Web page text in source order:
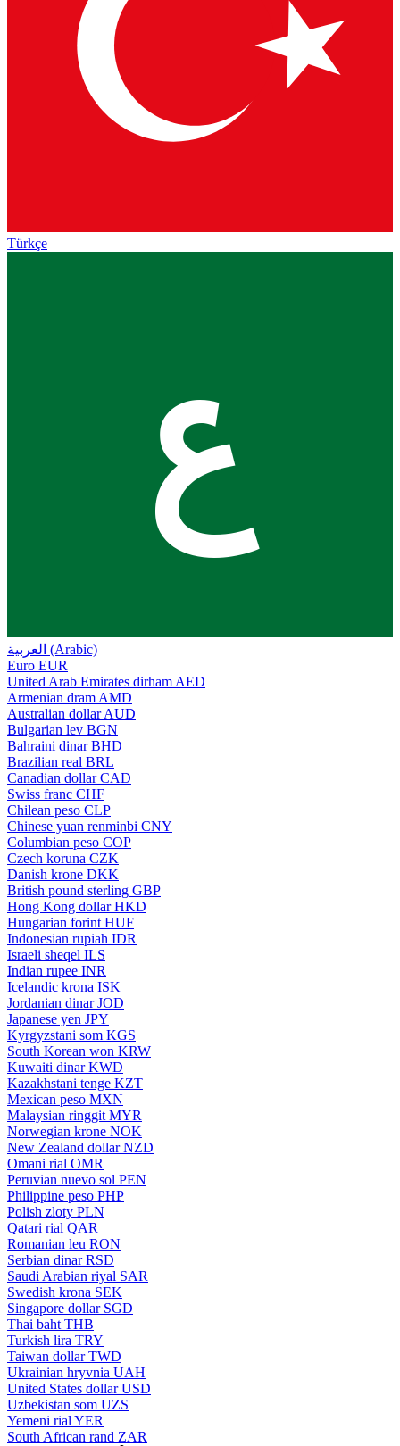
Türkçe
ع
العربية (Arabic)
Euro EUR
United Arab Emirates dirham AED
Armenian dram AMD
Australian dollar AUD
Bulgarian lev BGN
Bahraini dinar BHD
Brazilian real BRL
Canadian dollar CAD
Swiss franc CHF
Chilean peso CLP
Chinese yuan renminbi CNY
Columbian peso COP
Czech koruna CZK
Danish krone DKK
British pound sterling GBP
Hong Kong dollar HKD
Hungarian forint HUF
Indonesian rupiah IDR
Israeli sheqel ILS
Indian rupee INR
Icelandic krona ISK
Jordanian dinar JOD
Japanese yen JPY
Kyrgyzstani som KGS
South Korean won KRW
Kuwaiti dinar KWD
Kazakhstani tenge KZT
Mexican peso MXN
Malaysian ringgit MYR
Norwegian krone NOK
New Zealand dollar NZD
Omani rial OMR
Peruvian nuevo sol PEN
Philippine peso PHP
Polish zloty PLN
Qatari rial QAR
Romanian leu RON
Serbian dinar RSD
Saudi Arabian riyal SAR
Swedish krona SEK
Singapore dollar SGD
Thai baht THB
Turkish lira TRY
Taiwan dollar TWD
Ukrainian hryvnia UAH
United States dollar USD
Uzbekistan som UZS
Yemeni rial YER
South African rand ZAR